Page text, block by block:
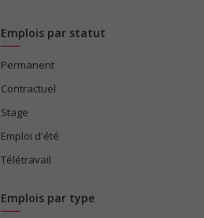
Emplois par statut
Permanent
Contractuel
Stage
Emploi d'été
Télétravail
Emplois par type